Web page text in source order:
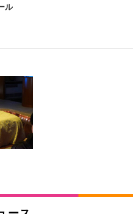
ル
ッキング pc 事務椅子 360度回
ホワイト